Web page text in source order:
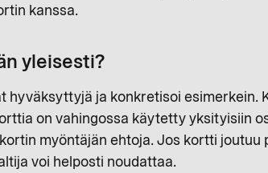
kanssa.
yleisesti?
ja konkretisoi esimerkein.
on vahingossa käytetty yksityisiin
myöntäjän ehtoja. Jos kortti joutuu
voi helposti noudattaa.